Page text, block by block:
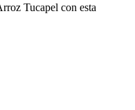
Tucapel con esta